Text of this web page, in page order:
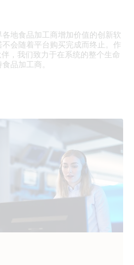
地食品加工商增加价值的创新软
会随着平台购买完成而终止。作
，我们致力于在系统的整个生命
品加工商。